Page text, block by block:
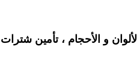
و الأحجام ، تأمين شترات